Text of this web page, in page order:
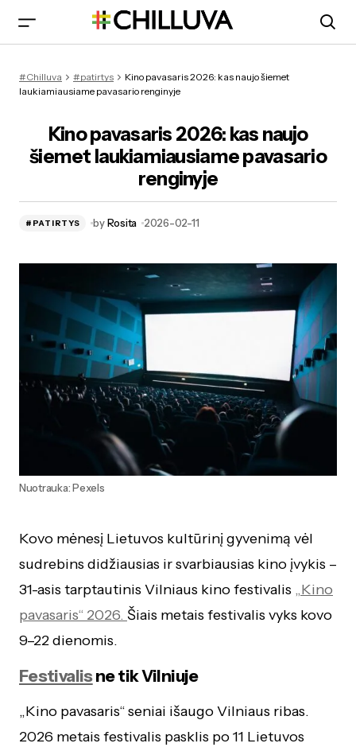
#Chilluva #patirtys
Kino pavasaris 2026: kas naujo šiemet
laukiamiausiame pavasario renginyje
Kino pavasaris 2026: kas naujo
šiemet laukiamiausiame pavasario
renginyje
#PATIRTYS by Rosita 2026-02-11
Nuotrauka: Pexels
Kovo mėnesį Lietuvos kultūrinį gyvenimą vėl
sudrebins didžiausias ir svarbiausias kino įvykis –
31-asis tarptautinis Vilniaus kino festivalis „Kino
pavasaris“ 2026. Šiais metais festivalis vyks kovo
9–22 dienomis.
Festivalisne tik Vilniuje
„Kino pavasaris“ seniai išaugo Vilniaus ribas.
2026 metais festivalis pasklis po 11 Lietuvos